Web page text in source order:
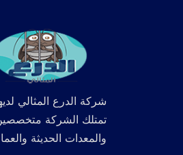
شركة الدرع المثالي
تمتلك الشركة
والمعدات الحديثة